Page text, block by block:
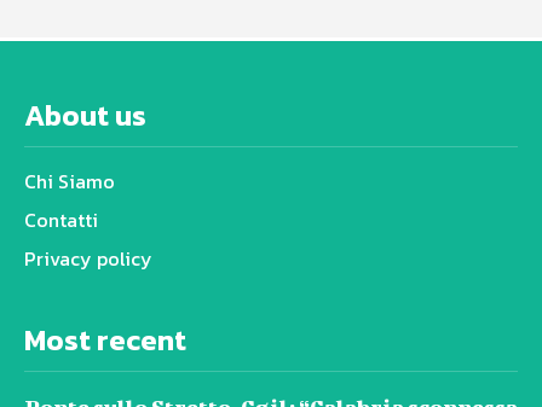
About us
Chi Siamo
Contatti
Privacy policy
Most recent